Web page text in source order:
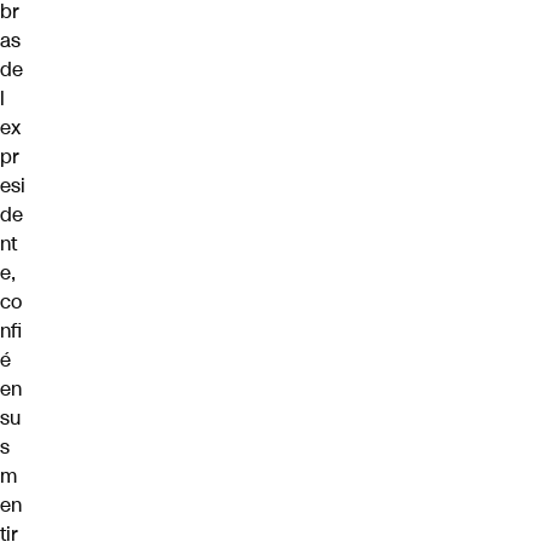
br
as
de
l
ex
pr
esi
de
nt
e,
co
nfi
é
en
su
s
m
en
tir